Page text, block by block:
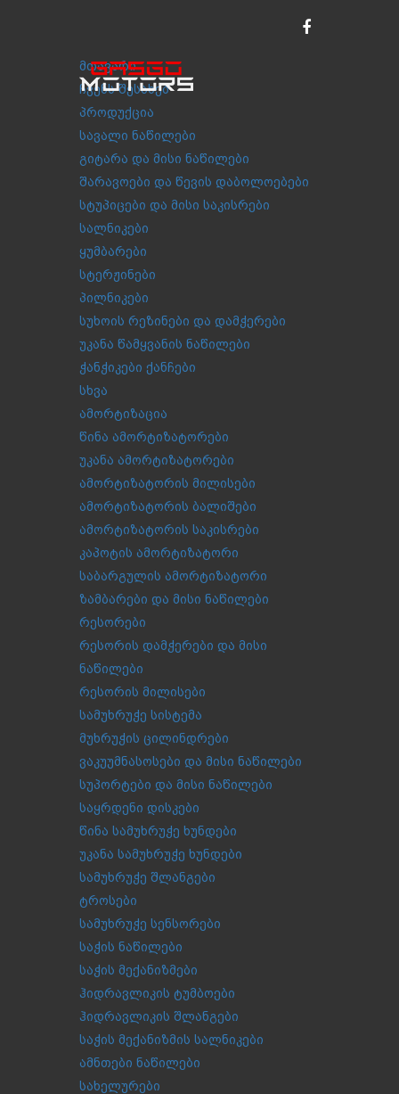
მთავარი
ჩვენს შესახებ
პროდუქცია
სავალი ნაწილები
გიტარა და მისი ნაწილები
შარავოები და წევის დაბოლოებები
სტუპიცები და მისი საკისრები
სალნიკები
ყუმბარები
სტერჟინები
პილნიკები
სუხოის რეზინები და დამჭერები
უკანა წამყვანის ნაწილები
ჭანჭიკები ქანჩები
სხვა
ამორტიზაცია
წინა ამორტიზატორები
უკანა ამორტიზატორები
ამორტიზატორის მილისები
ამორტიზატორის ბალიშები
ამორტიზატორის საკისრები
კაპოტის ამორტიზატორი
საბარგულის ამორტიზატორი
ზამბარები და მისი ნაწილები
რესორები
რესორის დამჭერები და მისი
ნაწილები
რესორის მილისები
სამუხრუჭე სისტემა
მუხრუჭის ცილინდრები
ვაკუუმნასოსები და მისი ნაწილები
სუპორტები და მისი ნაწილები
საყრდენი დისკები
წინა სამუხრუჭე ხუნდები
უკანა სამუხრუჭე ხუნდები
სამუხრუჭე შლანგები
ტროსები
სამუხრუჭე სენსორები
საჭის ნაწილები
საჭის მექანიზმები
ჰიდრავლიკის ტუმბოები
ჰიდრავლიკის შლანგები
საჭის მექანიზმის სალნიკები
ამნთები ნაწილები
სახელურები